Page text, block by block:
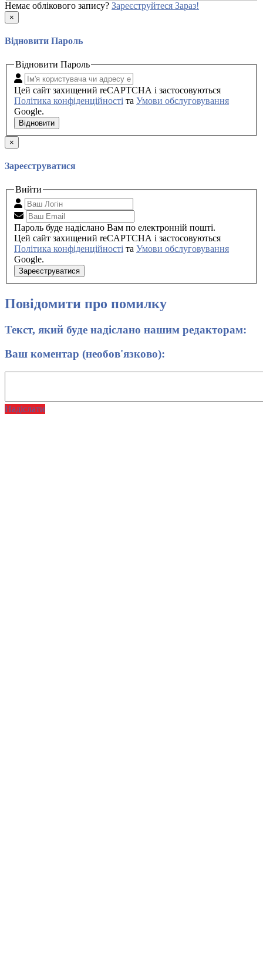
Немає облікового запису? Зареєструйтеся Зараз!
×
Відновити Пароль
Відновити Пароль
Цей сайт захищений reCAPTCHA і застосовуються
Політика конфіденційності та Умови обслуговування
Google.
Відновити
×
Зареєструватися
Вийти
Пароль буде надіслано Вам по електронній пошті.
Цей сайт захищений reCAPTCHA і застосовуються
Політика конфіденційності та Умови обслуговування
Google.
Зареєструватися
Повідомити про помилку
Текст, який буде надіслано нашим редакторам:
Ваш коментар (необов'язково):
Надіслати